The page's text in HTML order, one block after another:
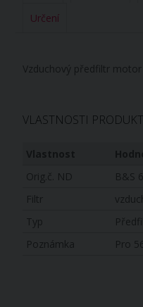
Určení
Vzduchový předfiltr motor
VLASTNOSTI
Orig.č. ND
B&S
Filtr
Typ
Poznámka
Pro